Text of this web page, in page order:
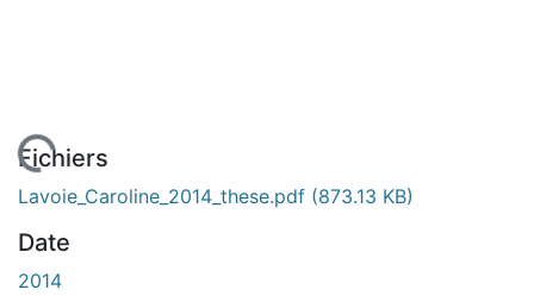
Fichiers
Lavoie_Caroline_2014_these.pdf (873.13 KB)
Date
2014